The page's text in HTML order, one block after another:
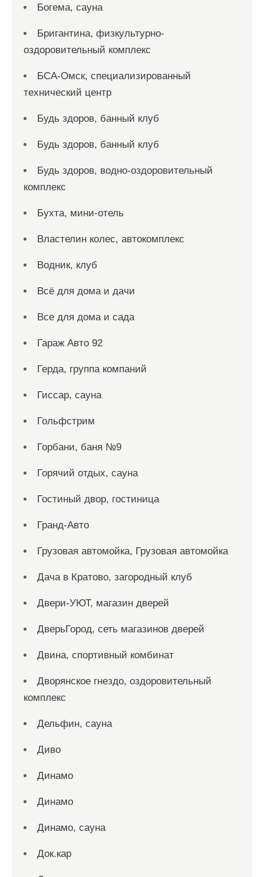
Богема, сауна
Бригантина, физкультурно-
оздоровительный комплекс
БСА-Омск, специализированный
технический центр
Будь здоров, банный клуб
Будь здоров, банный клуб
Будь здоров, водно-оздоровительный
комплекс
Бухта, мини-отель
Властелин колес, автокомплекс
Водник, клуб
Всё для дома и дачи
Все для дома и сада
Гараж Авто 92
Герда, группа компаний
Гиссар, сауна
Гольфстрим
Горбани, баня №9
Горячий отдых, сауна
Гостиный двор, гостиница
Гранд-Авто
Грузовая автомойка, Грузовая автомойка
Дача в Кратово, загородный клуб
Двери-УЮТ, магазин дверей
ДверьГород, сеть магазинов дверей
Двина, спортивный комбинат
Дворянское гнездо, оздоровительный
комплекс
Дельфин, сауна
Диво
Динамо
Динамо
Динамо, сауна
Док.кар